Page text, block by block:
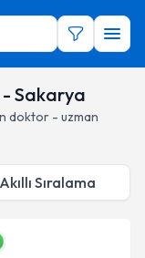
- Sakarya
doktor - uzman
Akıllı Sıralama